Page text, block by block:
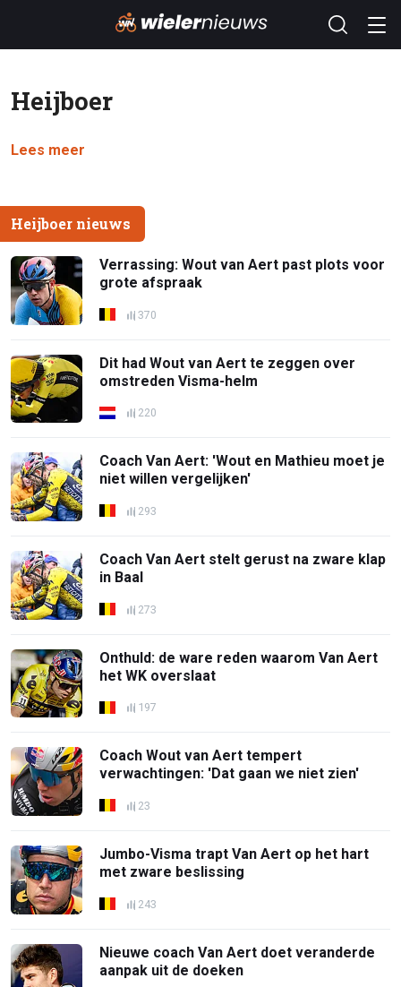
Heijboer
Lees meer
Heijboer nieuws
Verrassing: Wout van Aert past plots voor
grote afspraak
370
Dit had Wout van Aert te zeggen over
omstreden Visma-helm
220
Coach Van Aert: 'Wout en Mathieu moet je
niet willen vergelijken'
293
Coach Van Aert stelt gerust na zware klap
in Baal
273
Onthuld: de ware reden waarom Van Aert
het WK overslaat
197
Coach Wout van Aert tempert
verwachtingen: 'Dat gaan we niet zien'
23
Jumbo-Visma trapt Van Aert op het hart
met zware beslissing
243
Nieuwe coach Van Aert doet veranderde
aanpak uit de doeken